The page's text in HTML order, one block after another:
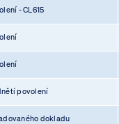
- CL615
povolení
dokladu